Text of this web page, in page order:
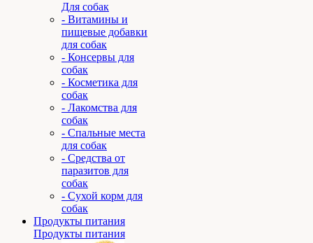
Для собак
- Витамины и
пищевые добавки
для собак
- Консервы для
собак
- Косметика для
собак
- Лакомства для
собак
- Спальные места
для собак
- Средства от
паразитов для
собак
- Сухой корм для
собак
Продукты питания
Продукты питания